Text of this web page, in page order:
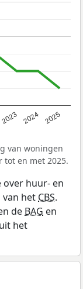
2023 2024 2025
van woningen
tot en met 2025.
huur- en
van het CBS.
de BAG en
het